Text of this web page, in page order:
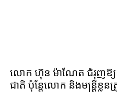
លោក ហ៊ុន ម៉ាណែត ជំរុញ​ឱ្យ​និ
ជាតិ ប៉ុន្តែ​លោក និង​មន្ត្រី​​ខ្លួន​